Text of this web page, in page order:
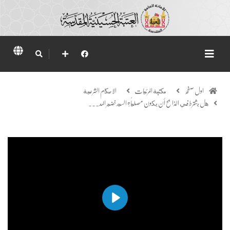
اول صفحہ مكتبة المرئيات الاحكام الشرعية
هل يشترط في الذابح أن يكون مصلياً؟ السيد خضير المد...
Play